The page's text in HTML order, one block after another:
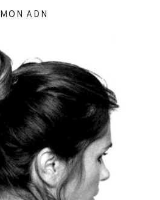
MON ADN